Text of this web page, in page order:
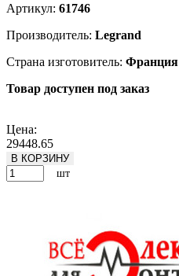
Артикул: 61746
Производитель: Legrand
Страна изготовитель: Франция
Товар доступен под заказ
Цена:
29448.65
В КОРЗИНУ
шт